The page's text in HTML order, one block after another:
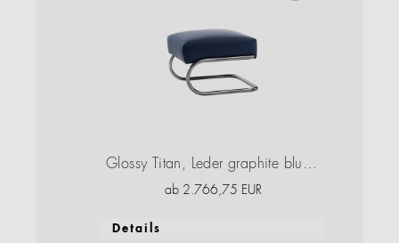
Glossy Titan, Leder graphite blue, Hochglanzlack
ab 2.766,75 EUR
Details